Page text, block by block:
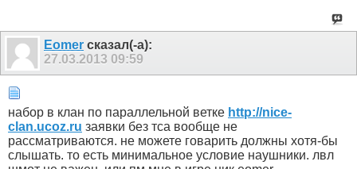
Eomer сказал(-а):
27.03.2013 09:59
набор в клан по параллельной ветке http://nice-
clan.ucoz.ru заявки без тса вообще не
рассматриваются. не можете говарить должны хотя-бы
слышать. то есть минимальное условие наушники. лвл